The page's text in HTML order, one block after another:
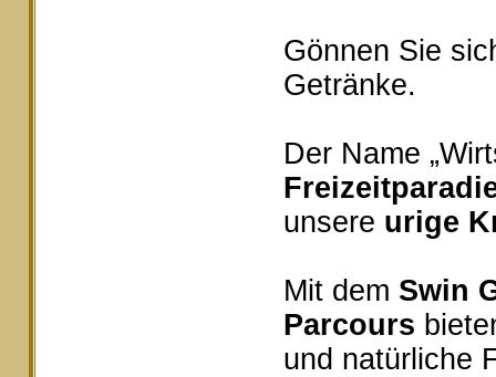
Gönnen Sie
Getränke.
Der Name
unsere urige
Mit dem Swin
Parcours
und natürliche